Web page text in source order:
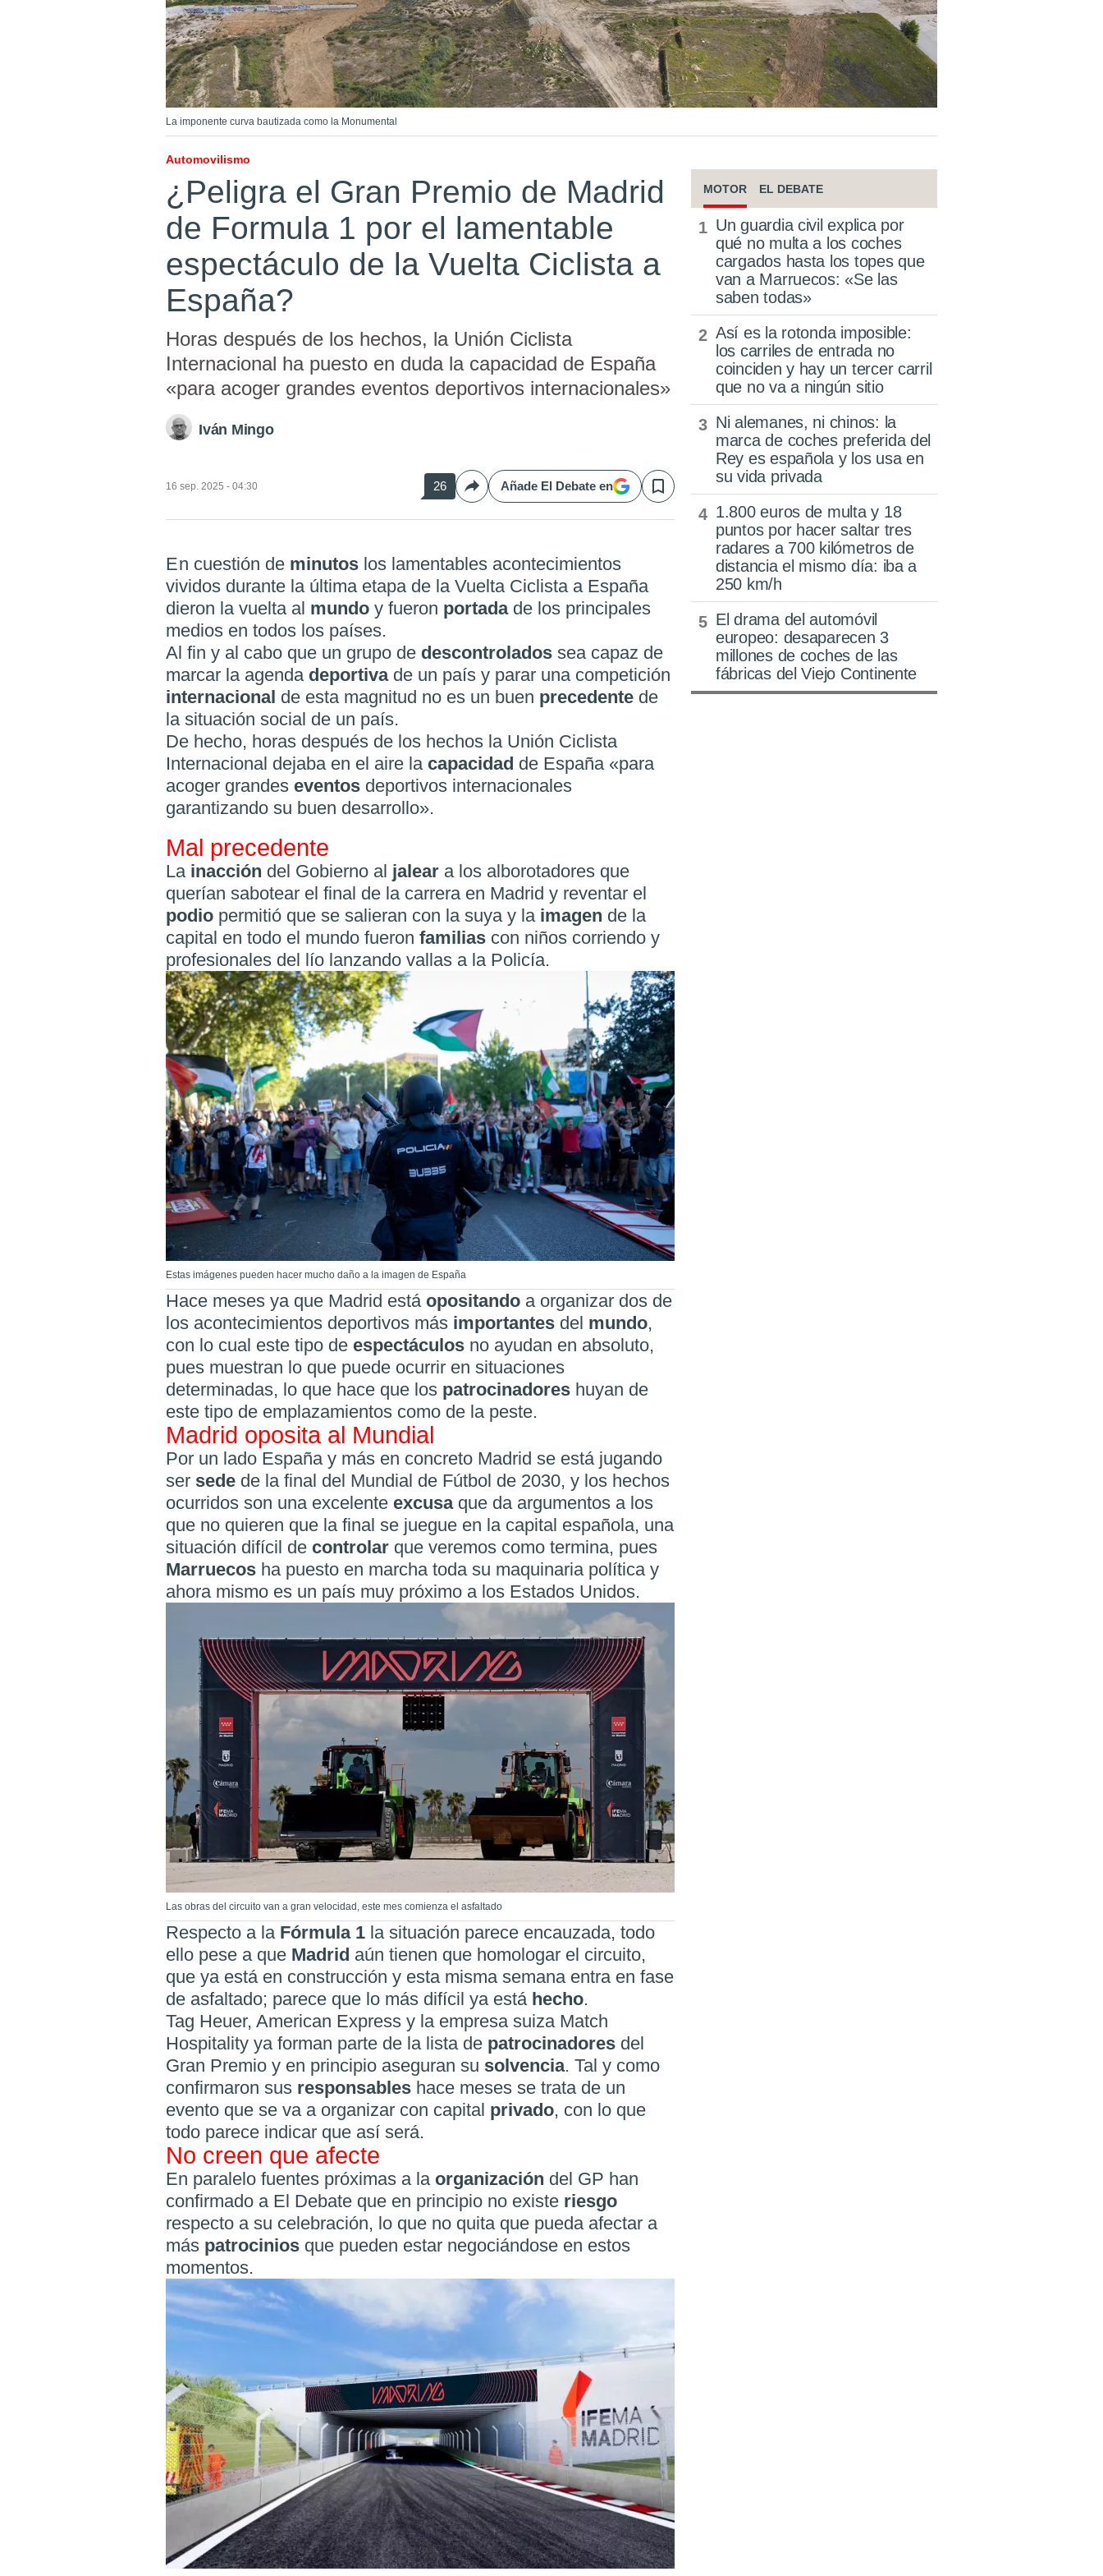
La imponente curva bautizada como la Monumental
Automovilismo
¿Peligra el Gran Premio de Madrid
de Formula 1 por el lamentable
espectáculo de la Vuelta Ciclista a
España?
Horas después de los hechos, la Unión Ciclista
Internacional ha puesto en duda la capacidad de España
«para acoger grandes eventos deportivos internacionales»
Iván Mingo
16 sep. 2025 - 04:30 26 CompartirAñade El Debate en Save
En cuestión de minutos los lamentables acontecimientos
vividos durante la última etapa de la Vuelta Ciclista a España
dieron la vuelta al mundo y fueron portada de los principales
medios en todos los países.
Al fin y al cabo que un grupo de descontrolados sea capaz de
marcar la agenda deportiva de un país y parar una competición
internacional de esta magnitud no es un buen precedente de
la situación social de un país.
De hecho, horas después de los hechos la Unión Ciclista
Internacional dejaba en el aire la capacidad de España «para
acoger grandes eventos deportivos internacionales
garantizando su buen desarrollo».
Mal precedente
La inacción del Gobierno al jalear a los alborotadores que
querían sabotear el final de la carrera en Madrid y reventar el
podio permitió que se salieran con la suya y la imagen de la
capital en todo el mundo fueron familias con niños corriendo y
profesionales del lío lanzando vallas a la Policía.
Estas imágenes pueden hacer mucho daño a la imagen de España
Hace meses ya que Madrid está opositando a organizar dos de
los acontecimientos deportivos más importantes del mundo,
con lo cual este tipo de espectáculos no ayudan en absoluto,
pues muestran lo que puede ocurrir en situaciones
determinadas, lo que hace que los patrocinadores huyan de
este tipo de emplazamientos como de la peste.
Madrid oposita al Mundial
Por un lado España y más en concreto Madrid se está jugando
ser sede de la final del Mundial de Fútbol de 2030, y los hechos
ocurridos son una excelente excusa que da argumentos a los
que no quieren que la final se juegue en la capital española, una
situación difícil de controlar que veremos como termina, pues
Marruecos ha puesto en marcha toda su maquinaria política y
ahora mismo es un país muy próximo a los Estados Unidos.
Las obras del circuito van a gran velocidad, este mes comienza el asfaltado
Respecto a la Fórmula 1 la situación parece encauzada, todo
ello pese a que Madrid aún tienen que homologar el circuito,
que ya está en construcción y esta misma semana entra en fase
de asfaltado; parece que lo más difícil ya está hecho.
Tag Heuer, American Express y la empresa suiza Match
Hospitality ya forman parte de la lista de patrocinadores del
Gran Premio y en principio aseguran su solvencia. Tal y como
confirmaron sus responsables hace meses se trata de un
evento que se va a organizar con capital privado, con lo que
todo parece indicar que así será.
No creen que afecte
En paralelo fuentes próximas a la organización del GP han
confirmado a El Debate que en principio no existe riesgo
respecto a su celebración, lo que no quita que pueda afectar a
más patrocinios que pueden estar negociándose en estos
momentos.
MOTOR EL DEBATE
Un guardia civil explica por
qué no multa a los coches
cargados hasta los topes que
van a Marruecos: «Se las
saben todas»
Así es la rotonda imposible:
los carriles de entrada no
coinciden y hay un tercer carril
que no va a ningún sitio
Ni alemanes, ni chinos: la
marca de coches preferida del
Rey es española y los usa en
su vida privada
1.800 euros de multa y 18
puntos por hacer saltar tres
radares a 700 kilómetros de
distancia el mismo día: iba a
250 km/h
El drama del automóvil
europeo: desaparecen 3
millones de coches de las
fábricas del Viejo Continente